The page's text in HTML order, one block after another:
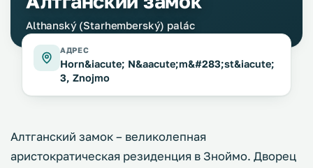
Althanský (Starhemberský) palác
АДРЕС
Horn&iacute; N&aacute;m&#283;st&iacute;
3, Znojmo
Алтганский замок – великолепная
аристократическая резиденция в Зноймо. Дворец